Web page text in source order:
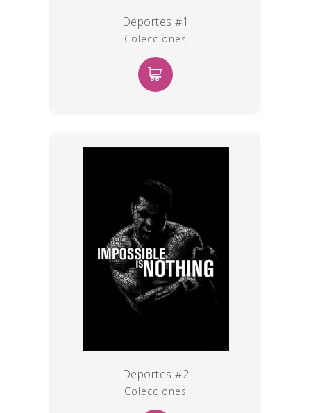
Deportes #1
Colecciones
Deportes #2
Colecciones